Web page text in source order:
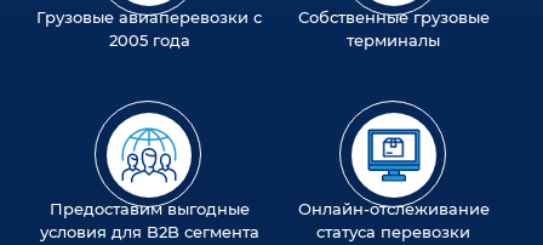
Грузовые авиаперевозки с
2005 года
Собственные грузовые
терминалы
Предоставим выгодные
условия для B2B сегмента
Онлайн-отслеживание
статуса перевозки